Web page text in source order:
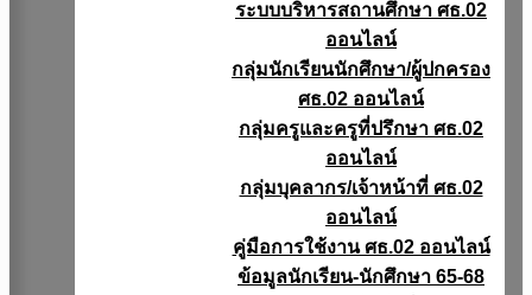
ระบบบริหารสถานศึกษา ศธ.02
ออนไลน์
กลุ่มนักเรียนนักศึกษา/ผู้ปกครอง
ศธ.02 ออนไลน์
กลุ่มครูและครูที่ปรึกษา ศธ.02
ออนไลน์
กลุ่มบุคลากร/เจ้าหน้าที่ ศธ.02
ออนไลน์
คู่มือการใช้งาน ศธ.02 ออนไลน์
ข้อมูลนักเรียน-นักศึกษา 65-68